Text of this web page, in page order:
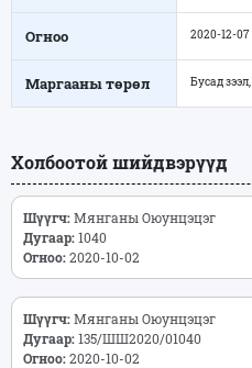
Огноо 2020-12-07
Маргааны төрөл Бусад зээл,
Холбоотой шийдвэрүүд
Шүүгч:Мянганы Оюунцэцэг
Дугаар:1040
Огноо:2020-10-02
Шүүгч:Мянганы Оюунцэцэг
Дугаар:135/ШШ2020/01040
Огноо:2020-10-02